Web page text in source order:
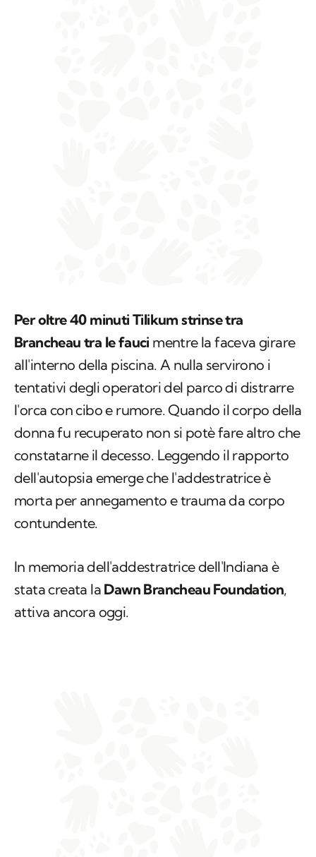
Per oltre 40 minuti Tilikum strinse tra
Brancheau tra le fauci mentre la faceva girare
all'interno della piscina. A nulla servirono i
tentativi degli operatori del parco di distrarre
l'orca con cibo e rumore. Quando il corpo della
donna fu recuperato non si potè fare altro che
constatarne il decesso. Leggendo il rapporto
dell'autopsia emerge che l'addestratrice è
morta per annegamento e trauma da corpo
contundente.
In memoria dell'addestratrice dell'Indiana è
stata creata la Dawn Brancheau Foundation,
attiva ancora oggi.